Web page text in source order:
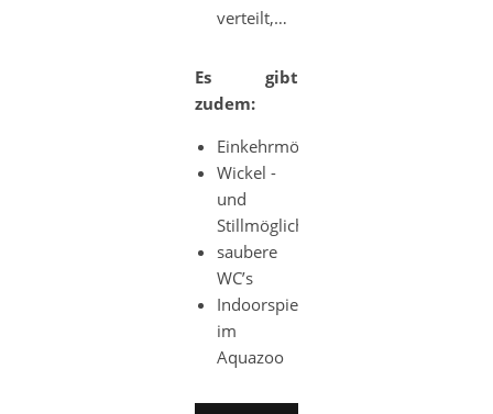
verteilt,…
Es gibt
zudem:
Einkehrmöglichkeiten
Wickel -
und
Stillmöglichkeiten
saubere
WC’s
Indoorspielplatz
im
Aquazoo